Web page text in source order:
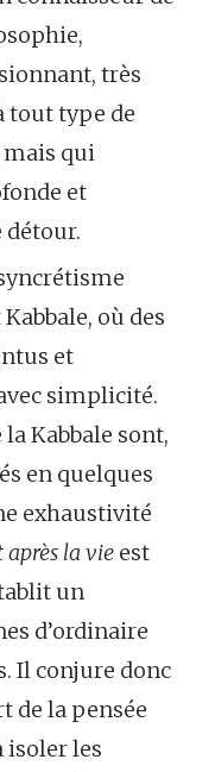
très
tout type de
mais qui
et
détour.
où des
et
simplicité.
Kabbale sont,
en quelques
exhaustivité
la vie est
un
d’ordinaire
Il conjure donc
de la pensée
isoler les